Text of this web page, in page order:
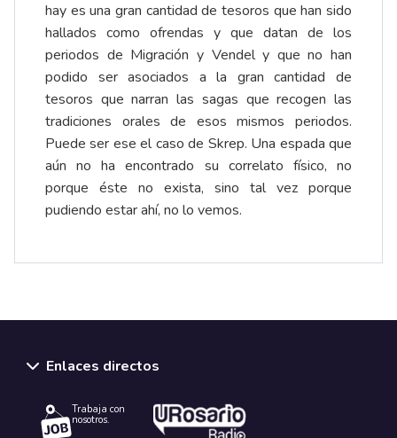
hay es una gran cantidad de tesoros que han sido
hallados como ofrendas y que datan de los
periodos de Migración y Vendel y que no han
podido ser asociados a la gran cantidad de
tesoros que narran las sagas que recogen las
tradiciones orales de esos mismos periodos.
Puede ser ese el caso de Skrep. Una espada que
aún no ha encontrado su correlato físico, no
porque éste no exista, sino tal vez porque
pudiendo estar ahí, no lo vemos.
Enlaces directos
Trabaja con
nosotros.